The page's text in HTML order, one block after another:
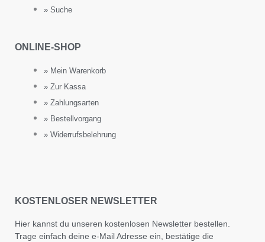
» Suche
ONLINE-SHOP
» Mein Warenkorb
» Zur Kassa
» Zahlungsarten
» Bestellvorgang
» Widerrufsbelehrung
KOSTENLOSER NEWSLETTER
Hier kannst du unseren kostenlosen Newsletter bestellen.
Trage einfach deine e-Mail Adresse ein, bestätige die